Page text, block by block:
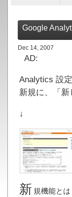
Google
Dec 14, 2007
AD:
Analytics 設
新規に、「
↓
新 規機能とは